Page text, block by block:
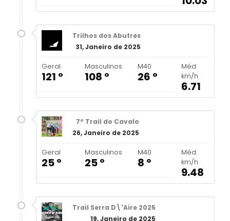
Trilhos dos Abutres
31, Janeiro de 2025
Geral
121 º
Masculinos
108 º
M40
26 º
Méd.
km/h
6.71
7º Trail do Cavalo
26, Janeiro de 2025
Geral
25 º
Masculinos
25 º
M40
8 º
Méd.
km/h
9.48
Trail Serra D\'Aire 2025
19, Janeiro de 2025